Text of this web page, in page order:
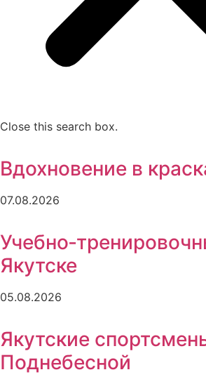
Close this search box.
Вдохновение в
07.08.2026
Якутске
05.08.2026
Якутские
Поднебесной